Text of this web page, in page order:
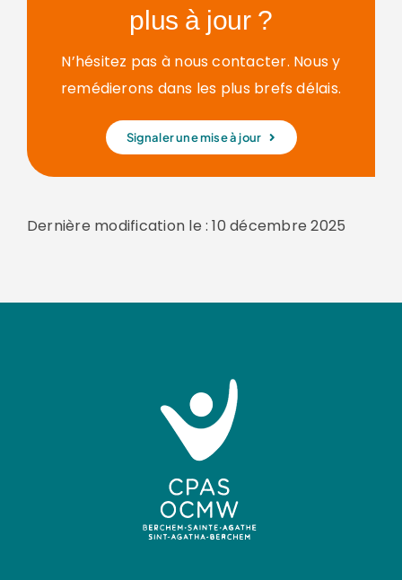
plus à jour ?
N’hésitez pas à nous contacter. Nous y
remédierons dans les plus brefs délais.
Signaler une mise à jour
Dernière modification le : 10 décembre 2025